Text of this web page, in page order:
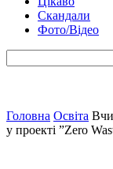
Скандали
Фото/Відео
Головна Освіта
у проекті ”Zero